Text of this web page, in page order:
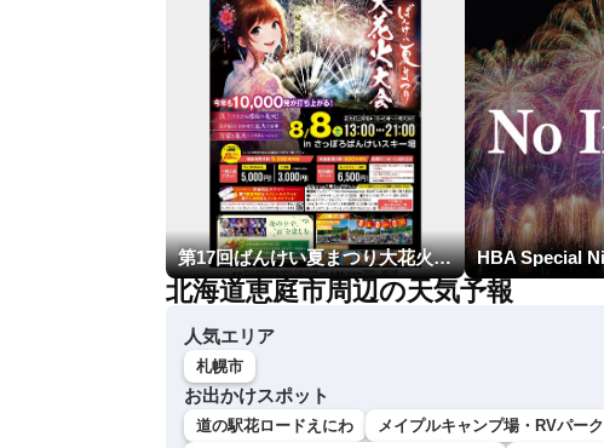
第17回ばんけい夏まつり大花火大会
北海道恵庭市周辺の天気予報
人気エリア
札幌市
お出かけスポット
道の駅花ロードえにわ メイプルキャンプ場・RVパーク